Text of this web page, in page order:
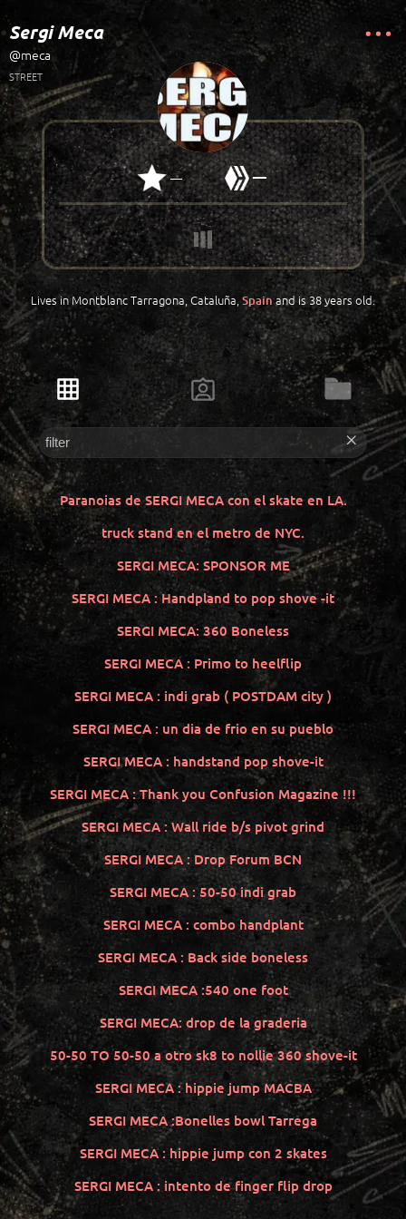
Sergi Meca
@meca
STREET
— —
Lives in Montblanc Tarragona, Cataluña,Spainand is 38 years old.
Paranoias de SERGI MECA con el skate en LA.
truck stand en el metro de NYC.
SERGI MECA: SPONSOR ME
SERGI MECA : Handpland to pop shove -it
SERGI MECA: 360 Boneless
SERGI MECA : Primo to heelflip
SERGI MECA : indi grab ( POSTDAM city )
SERGI MECA : un dia de frio en su pueblo
SERGI MECA : handstand pop shove-it
SERGI MECA : Thank you Confusion Magazine !!!
SERGI MECA : Wall ride b/s pivot grind
SERGI MECA : Drop Forum BCN
SERGI MECA : 50-50 indi grab
SERGI MECA : combo handplant
SERGI MECA : Back side boneless
SERGI MECA :540 one foot
SERGI MECA: drop de la graderia
50-50 TO 50-50 a otro sk8 to nollie 360 shove-it
SERGI MECA : hippie jump MACBA
SERGI MECA :Bonelles bowl Tarrega
SERGI MECA : hippie jump con 2 skates
SERGI MECA : intento de finger flip drop